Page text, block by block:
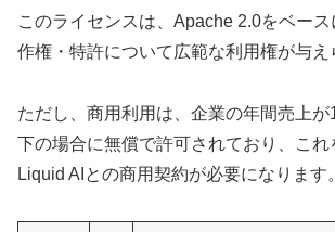
このライセンスは、Apache 2.0をベー
作権・特許について広範な利用権が与え
ただし、商用利用は、企業の年間売上が
下の場合に無償で許可されており、これ
Liquid AIとの商用契約が必要になります。